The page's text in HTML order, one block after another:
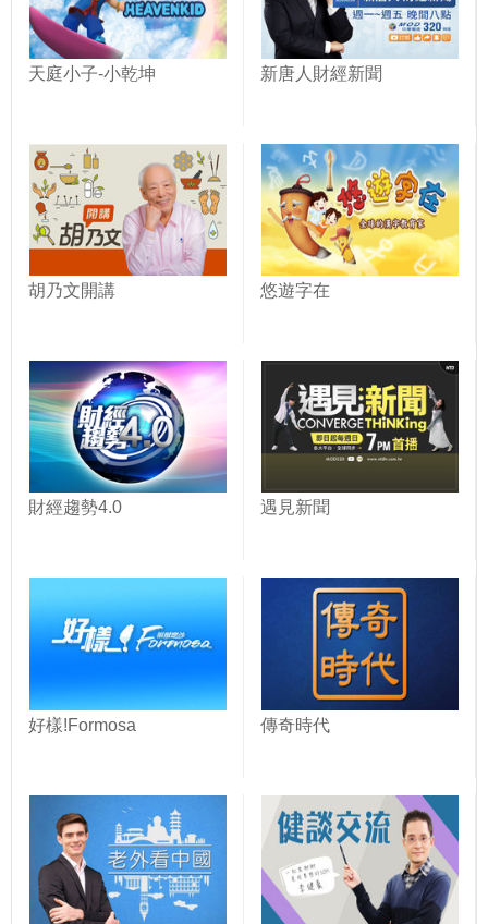
天庭小子-小乾坤 新唐人財經新聞
胡乃文開講 悠遊字在
財經趨勢4.0 遇見新聞
好樣!Formosa 傳奇時代